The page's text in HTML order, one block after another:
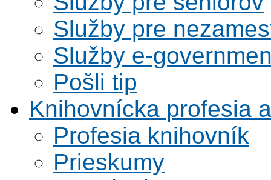
Služby pre
Služby e-
Pošli tip
Knihovnícka profesia
Profesia knihovník
Prieskumy